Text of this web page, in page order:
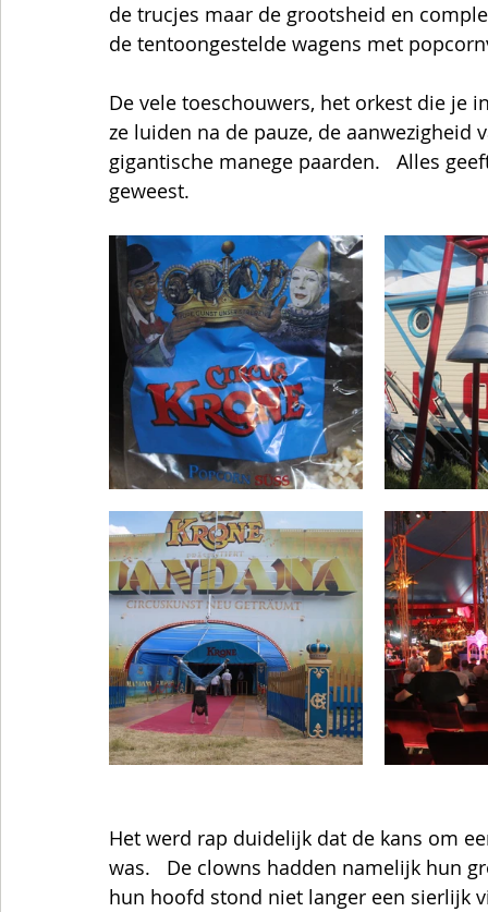
de trucjes maar de grootsheid en
de tentoongestelde wagens met
De vele toeschouwers, het orkest die je
ze luiden na de pauze, de
gigantische manege paarden.   Alles
geweest.
Het werd rap duidelijk dat de kans om
was.   De clowns hadden namelijk hun
hun hoofd stond niet langer een sierlijk